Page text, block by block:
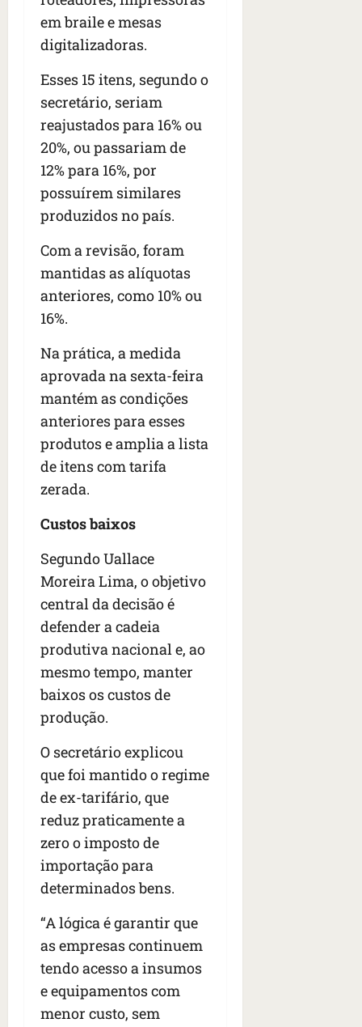
em braile e mesas
digitalizadoras.
Esses 15 itens, segundo o
secretário, seriam
reajustados para 16% ou
20%, ou passariam de
12% para 16%, por
possuírem similares
produzidos no país.
Com a revisão, foram
mantidas as alíquotas
anteriores, como 10% ou
16%.
Na prática, a medida
aprovada na sexta-feira
mantém as condições
anteriores para esses
produtos e amplia a lista
de itens com tarifa
zerada.
Custos baixos
Segundo Uallace
Moreira Lima, o objetivo
central da decisão é
defender a cadeia
produtiva nacional e, ao
mesmo tempo, manter
baixos os custos de
produção.
O secretário explicou
que foi mantido o regime
de ex-tarifário, que
reduz praticamente a
zero o imposto de
importação para
determinados bens.
“A lógica é garantir que
as empresas continuem
tendo acesso a insumos
e equipamentos com
menor custo, sem